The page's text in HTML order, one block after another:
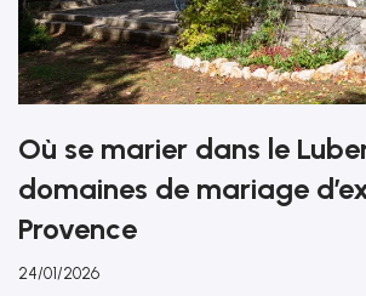
Où se marier dans le
domaines de mariage
Provence
24/01/2026